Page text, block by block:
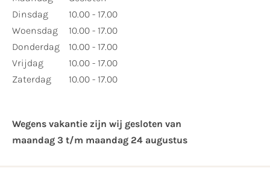
Dinsdag
Woensdag
Donderdag
Vrijdag
Zaterdag
10.00 - 17.00
10.00 - 17.00
10.00 - 17.00
10.00 - 17.00
10.00 - 17.00
Wegens vakantie zijn wij gesloten van ​
maandag 3 t/m maandag 24 augustus